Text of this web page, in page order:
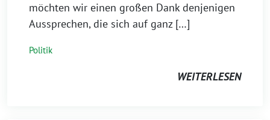
möchten wir einen großen Dank denjenigen
Aussprechen, die sich auf ganz […]
Politik
WEITERLESEN